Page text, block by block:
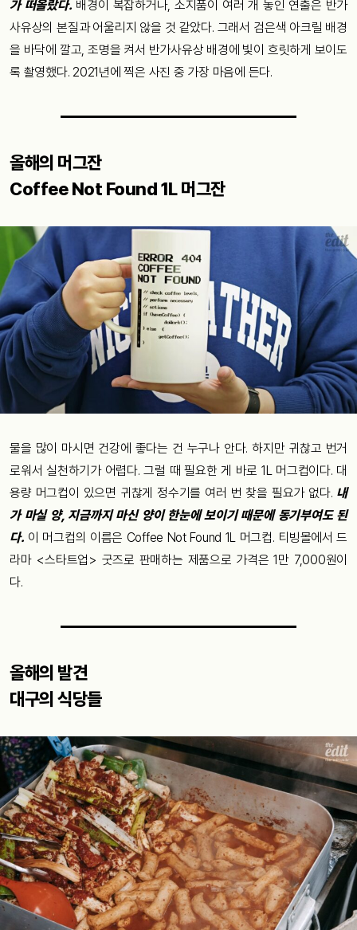
가 떠올랐다. 배경이 복잡하거나, 소지품이 여러 개 놓인 연출은 반가
사유상의 본질과 어울리지 않을 것 같았다. 그래서 검은색 아크릴 배경
을 바닥에 깔고, 조명을 켜서 반가사유상 배경에 빛이 흐릿하게 보이도
록 촬영했다. 2021년에 찍은 사진 중 가장 마음에 든다.
올해의 머그잔
Coffee Not Found 1L 머그잔
물을 많이 마시면 건강에 좋다는 건 누구나 안다. 하지만 귀찮고 번거
로워서 실천하기가 어렵다. 그럴 때 필요한 게 바로 1L 머그컵이다. 대
용량 머그컵이 있으면 귀찮게 정수기를 여러 번 찾을 필요가 없다. 내
가 마실 양, 지금까지 마신 양이 한눈에 보이기 때문에 동기부여도 된
다. 이 머그컵의 이름은 Coffee Not Found 1L 머그컵. 티빙몰에서 드
라마 <스타트업> 굿즈로 판매하는 제품으로 가격은 1만 7,000원이
다.
올해의 발견
대구의 식당들